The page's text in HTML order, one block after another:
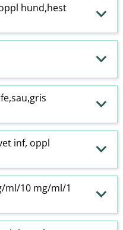
hund,hest
inf, oppl
ml/10 mg/ml/1